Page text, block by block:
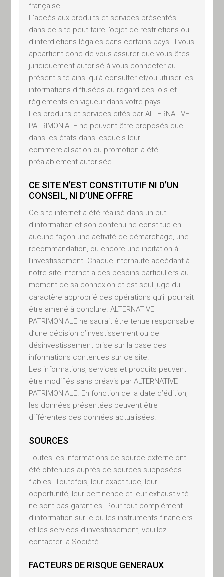
Conception
web
Agence ALCAWEB
spécialisée dans la création de
site internet pour les PME et TPE
en Alsace,
Société par actions simplifiée au
capital de 10 000 euros,
immatriculée au RCS de
SIREN 884 086 828,
dont le siège social est situé
67480 Roeschwoog.
Tél. : 03 68 389 889
Chef de projet digital : Sébastien
LETT
OBJET DU SITE
L’objet du site est de présenter
les services proposés par
les informations disponibles sur
ce site le sont exclusivement à
titre d’information. Les
informations diffusées par
Alternative Patrimoniale sur ce
site n’ont pas de caractère
mises à jour et modifiées sans
préavis. Alternative Patrimoniale
ne pourra être tenu responsable
des dommages résultant de
l’utilisation de ce site. Les
informations publiées ne
constituent pas un appel public à
l’épargne, un démarchage, un
incitation ou un conseil en vue
d’un quelconque investissement
française.
L’accès aux produits et services présentés
dans ce site peut faire l’objet de restrictions ou
d’interdictions légales dans certains pays. Il vous
appartient donc de vous assurer que vous êtes
juridiquement autorisé à vous connecter au
présent site ainsi qu’à consulter et/ou utiliser les
informations diffusées au regard des lois et
règlements en vigueur dans votre pays.
Les produits et services cités par ALTERNATIVE
PATRIMONIALE ne peuvent être proposés que
dans les états dans lesquels leur
commercialisation ou promotion a été
préalablement autorisée.
CE SITE N’EST CONSTITUTIF NI D’UN
CONSEIL, NI D’UNE OFFRE
Ce site internet a été réalisé dans un but
d’information et son contenu ne constitue en
aucune façon une activité de démarchage, une
recommandation, ou encore une incitation à
l’investissement. Chaque internaute accédant à
notre site Internet a des besoins particuliers au
moment de sa connexion et est seul juge du
caractère approprié des opérations qu’il pourrait
être amené à conclure. ALTERNATIVE
PATRIMONIALE ne saurait être tenue responsable
d’une décision d’investissement ou de
désinvestissement prise sur la base des
informations contenues sur ce site.
Les informations, services et produits peuvent
être modifiés sans préavis par ALTERNATIVE
PATRIMONIALE. En fonction de la date d’édition,
les données présentées peuvent être
différentes des données actualisées.
SOURCES
Toutes les informations de source externe ont
été obtenues auprès de sources supposées
fiables. Toutefois, leur exactitude, leur
opportunité, leur pertinence et leur exhaustivité
ne sont pas garanties. Pour tout complément
d’information sur le ou les instruments financiers
et les services d’investissement, veuillez
contacter la Société.
FACTEURS DE RISQUE GENERAUX